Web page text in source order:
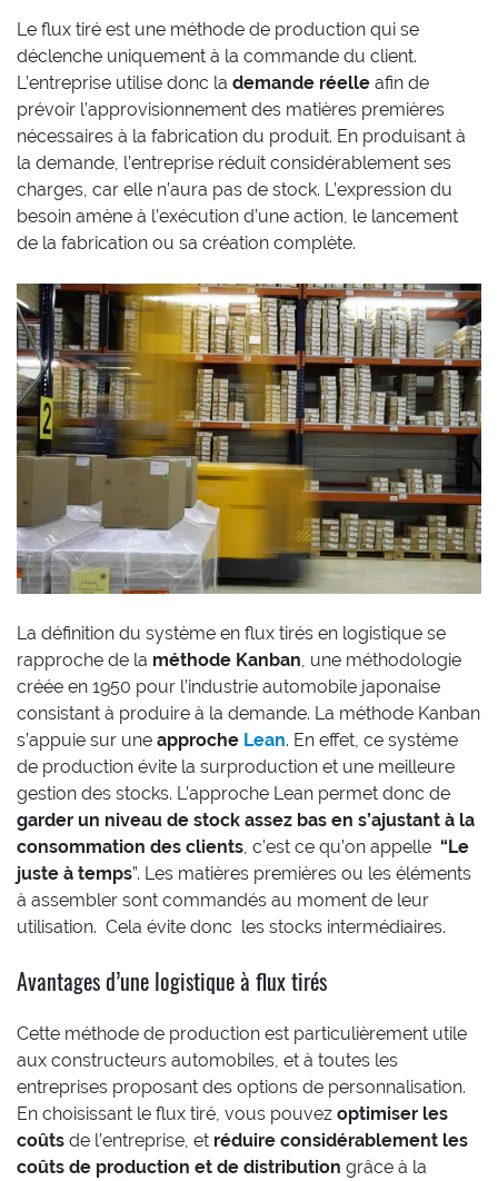
Le flux tiré est une méthode de production qui se
déclenche uniquement à la commande du client.
L’entreprise utilise donc la demande réelle afin de
prévoir l’approvisionnement des matières premières
nécessaires à la fabrication du produit. En produisant à
la demande, l’entreprise réduit considérablement ses
charges, car elle n’aura pas de stock. L’expression du
besoin amène à l’exécution d’une action, le lancement
de la fabrication ou sa création complète.
La définition du système en flux tirés en logistique se
rapproche de la méthode Kanban , une méthodologie
créée en 1950 pour l’industrie automobile japonaise
consistant à produire à la demande. La méthode Kanban
s’appuie sur une approche Lean. En effet, ce système
de production évite la surproduction et une meilleure
gestion des stocks. L’approche Lean permet donc de
garder un niveau de stock assez bas en s’ajustant à la
consommation des clients , c’est ce qu’on appelle “Le
juste à temps”. Les matières premières ou les éléments
à assembler sont commandés au moment de leur
utilisation. Cela évite donc les stocks intermédiaires.
Avantages d’une logistique à flux tirés
Cette méthode de production est particulièrement utile
aux constructeurs automobiles, et à toutes les
entreprises proposant des options de personnalisation.
En choisissant le flux tiré, vous pouvez optimiser les
coûts de l’entreprise, et réduire considérablement les
coûts de production et de distribution grâce à la